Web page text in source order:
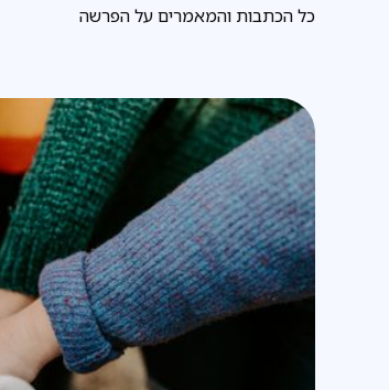
כל הכתבות והמאמרים על הפרשה